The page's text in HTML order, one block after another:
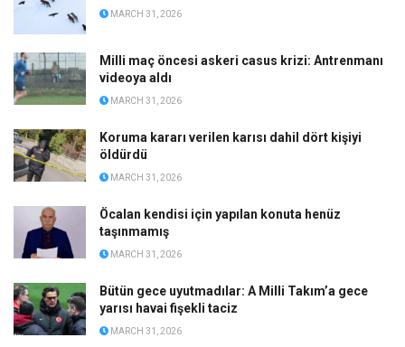
MARCH 31, 2026
Milli maç öncesi askeri casus krizi: Antrenmanı
videoya aldı
MARCH 31, 2026
Koruma kararı verilen karısı dahil dört kişiyi
öldürdü
MARCH 31, 2026
Öcalan kendisi için yapılan konuta henüz
taşınmamış
MARCH 31, 2026
Bütün gece uyutmadılar: A Milli Takım’a gece
yarısı havai fişekli taciz
MARCH 31, 2026